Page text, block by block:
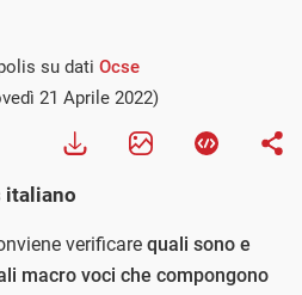
su dati Ocse
21 Aprile 2022)
italiano
verificare quali sono e
macro voci che compongono